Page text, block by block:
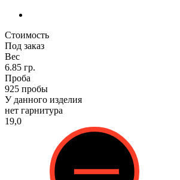
Стоимость
Под заказ
Вес
6.85 гр.
Проба
925 пробы
У данного изделия
нет гарнитура
19,0